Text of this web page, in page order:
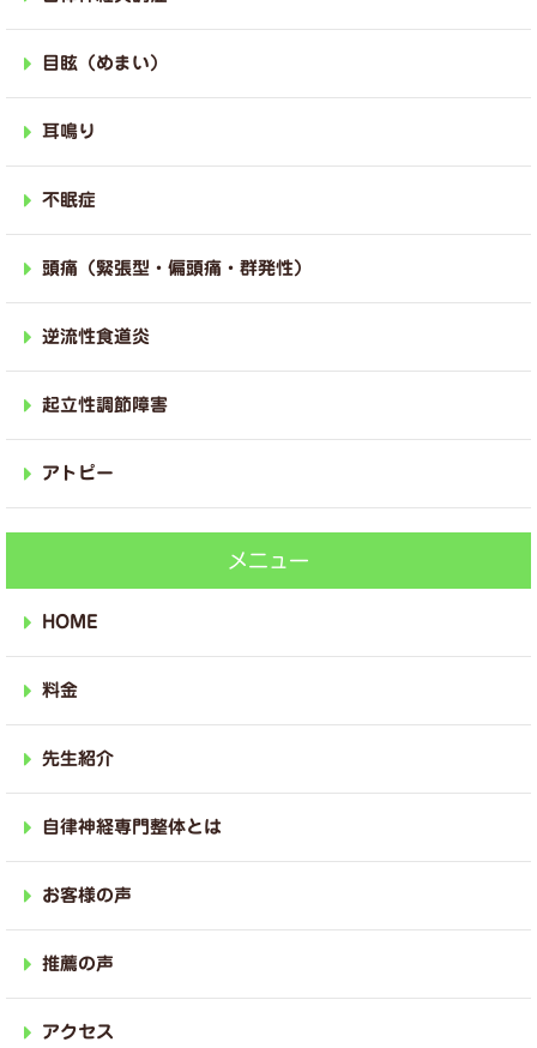
目眩（めまい）
耳鳴り
不眠症
頭痛（緊張型・偏頭痛・群発性）
逆流性食道炎
起立性調節障害
アトピー
メニュー
HOME
料金
先生紹介
自律神経専門整体とは
お客様の声
推薦の声
アクセス